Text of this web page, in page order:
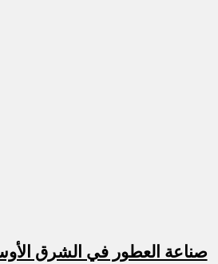
صناعة العطور في الشرق